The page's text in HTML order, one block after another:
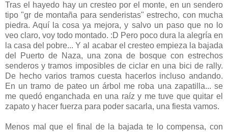
Tras el hayedo hay un cresteo por el monte, en un sendero
tipo "gr de montaña para senderistas" estrecho, con mucha
piedra. Aquí la cosa ya mejora, y salvo un paso que no lo
veo claro, voy todo montado. :D Pero poco dura la alegría en
la casa del pobre... Y al acabar el cresteo empieza la bajada
del Puerto de Naza, una zona de bosque con estrechos
senderos y tramos imposibles de ciclar en una bici de rally.
De hecho varios tramos cuesta hacerlos incluso andando.
En un tramo de pateo un árbol me roba una zapatilla... se
me quedó enganchada en una raíz y me tuve que quitar el
zapato y hacer fuerza para poder sacarla, una fiesta vamos.
Menos mal que el final de la bajada te lo compensa, con